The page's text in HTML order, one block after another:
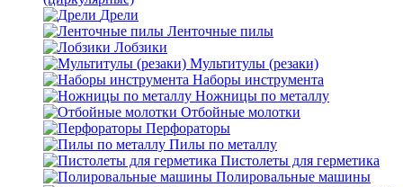
Дрели
Ленточные пилы
Лобзики
Мультитулы (резаки)
Наборы инструмента
Ножницы по металлу
Отбойные молотки
Перфораторы
Пилы по металлу
Пистолеты для герметика
Полировальные машины